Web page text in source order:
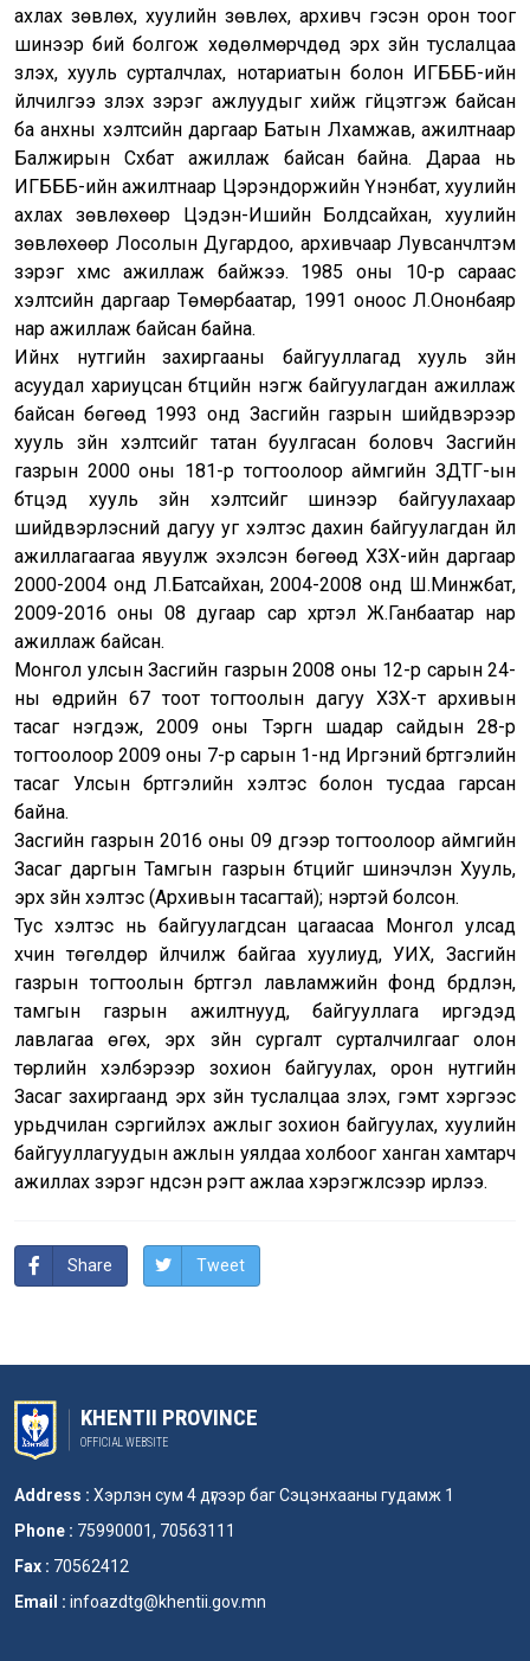
ахлах зөвлөх, хуулийн зөвлөх, архивч гэсэн орон тоог
шинээр бий болгож хөдөлмөрчдөд эрх зүйн туслалцаа
үзүүлэх, хууль сурталчлах, нотариатын болон ИГБББ-ийн
үйлчилгээ үзүүлэх зэрэг ажлуудыг хийж гүйцэтгэж байсан
ба анхны хэлтсийн даргаар Батын Лхамжав, ажилтнаар
Балжирын Сүхбат ажиллаж байсан байна. Дараа нь
ИГБББ-ийн ажилтнаар Цэрэндоржийн Үнэнбат, хуулийн
ахлах зөвлөхөөр Цэдэн-Ишийн Болдсайхан, хуулийн
зөвлөхөөр Лосолын Дугардоо, архивчаар Лувсанчүлтэм
зэрэг хүмүүс ажиллаж байжээ. 1985 оны 10-р сараас
хэлтсийн даргаар Төмөрбаатар, 1991 оноос Л.Ононбаяр
нар ажиллаж байсан байна.
Ийнхүү нутгийн захиргааны байгууллагад хууль зүйн
асуудал хариуцсан бүтцийн нэгж байгуулагдан ажиллаж
байсан бөгөөд 1993 онд Засгийн газрын шийдвэрээр
хууль зүйн хэлтсийг татан буулгасан боловч Засгийн
газрын 2000 оны 181-р тогтоолоор аймгийн ЗДТГ-ын
бүтцэд хууль зүйн хэлтсийг шинээр байгуулахаар
шийдвэрлэсний дагуу уг хэлтэс дахин байгуулагдан үйл
ажиллагаагаа явуулж эхэлсэн бөгөөд ХЗХ-ийн даргаар
2000-2004 онд Л.Батсайхан, 2004-2008 онд Ш.Минжбат,
2009-2016 оны 08 дугаар сар хүртэл Ж.Ганбаатар нар
ажиллаж байсан.
Монгол улсын Засгийн газрын 2008 оны 12-р сарын 24-
ны өдрийн 67 тоот тогтоолын дагуу ХЗХ-т архивын
тасаг нэгдэж, 2009 оны Тэргүүн шадар сайдын 28-р
тогтоолоор 2009 оны 7-р сарын 1-нд Иргэний бүртгэлийн
тасаг Улсын бүртгэлийн хэлтэс болон тусдаа гарсан
байна.
Засгийн газрын 2016 оны 09 дүгээр тогтоолоор аймгийн
Засаг даргын Тамгын газрын бүтцийг шинэчлэн Хууль,
эрх зүйн хэлтэс (Архивын тасагтай); нэртэй болсон.
Тус хэлтэс нь байгуулагдсан цагаасаа Монгол улсад
хүчин төгөлдөр үйлчилж байгаа хуулиуд, УИХ, Засгийн
газрын тогтоолын бүртгэл лавламжийн фонд бүрдүүлэн,
тамгын газрын ажилтнууд, байгууллага иргэдэд
лавлагаа өгөх, эрх зүйн сургалт сурталчилгааг олон
төрлийн хэлбэрээр зохион байгуулах, орон нутгийн
Засаг захиргаанд эрх зүйн туслалцаа үзүүлэх, гэмт хэргээс
урьдчилан сэргийлэх ажлыг зохион байгуулах, хуулийн
байгууллагуудын ажлын уялдаа холбоог ханган хамтарч
ажиллах зэрэг үндсэн үүрэгт ажлаа хэрэгжүүлсээр ирлээ.
Share Tweet
KHENTII PROVINCE
OFFICIAL WEBSITE
Address : Хэрлэн сум 4 дүгээр баг Сэцэнхааны гудамж 1
Phone : 75990001, 70563111
Fax : 70562412
Email : infoazdtg@khentii.gov.mn